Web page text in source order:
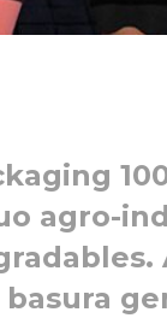
agro-